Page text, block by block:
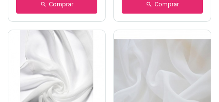
Comprar Comprar